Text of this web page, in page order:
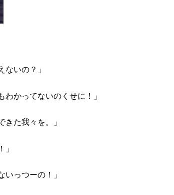
ないの？」
わかってないのくせに！」
きた我々を。」
いっつーの！」